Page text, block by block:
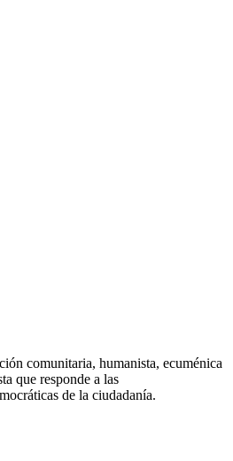
comunitaria, humanista, ecuménica
que responde a las
de la ciudadanía.